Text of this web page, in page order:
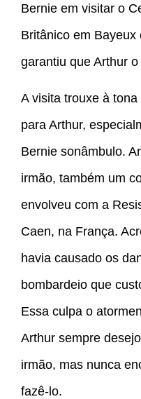
Bernie em visitar o
Britânico em
garantiu que Arthur
A visita trouxe à
para Arthur,
Bernie sonâmbulo.
irmão, também um
envolveu com a
Caen, na França.
havia causado os
bombardeio que
Essa culpa o
Arthur sempre
irmão, mas nunca
fazê-lo.